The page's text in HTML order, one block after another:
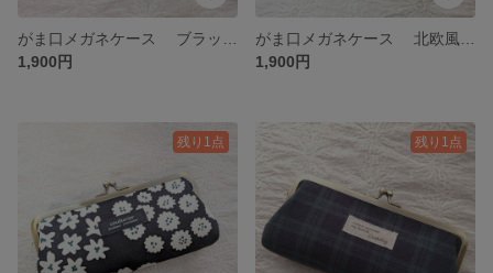
1,900円
1,900円
残り1点 残り1点